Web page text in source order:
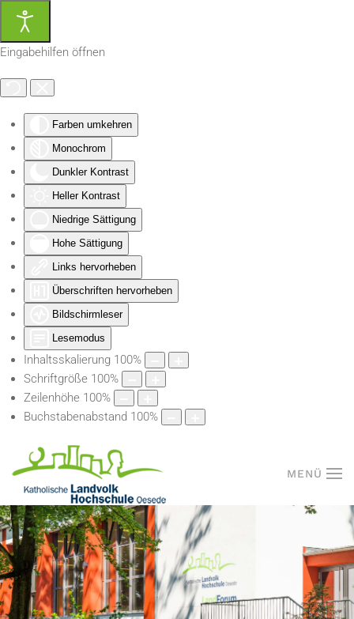
Eingabehilfen öffnen
Farben umkehren
Monochrom
Dunkler Kontrast
Heller Kontrast
Niedrige Sättigung
Hohe Sättigung
Links hervorheben
Überschriften hervorheben
Bildschirmleser
Lesemodus
Inhaltsskalierung 100%
Schriftgröße 100%
Zeilenhöhe 100%
Buchstabenabstand 100%
Zum Hauptinhalt springen
MENÜ